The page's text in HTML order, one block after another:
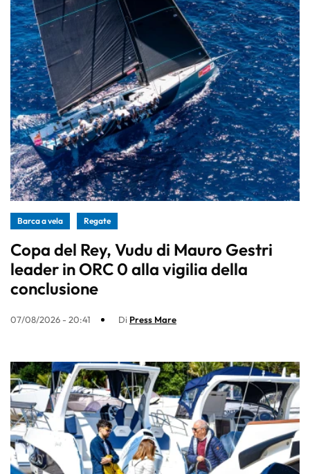
Barca a vela Regate
Copa del Rey, Vudu di Mauro Gestri
leader in ORC 0 alla vigilia della
conclusione
07/08/2026 - 20:41 Di Press Mare